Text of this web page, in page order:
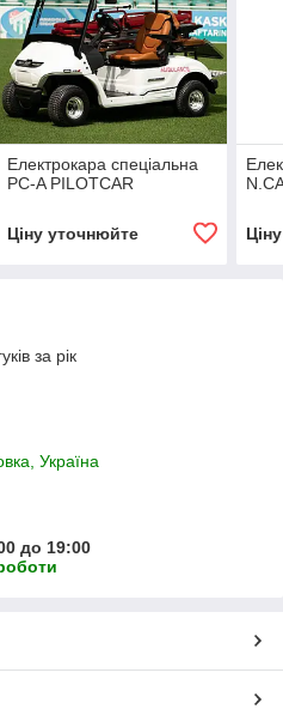
Електрокара спеціальна
PC-A PILOTCAR
Ціну уточнюйте
за рік
Україна
до 19:00